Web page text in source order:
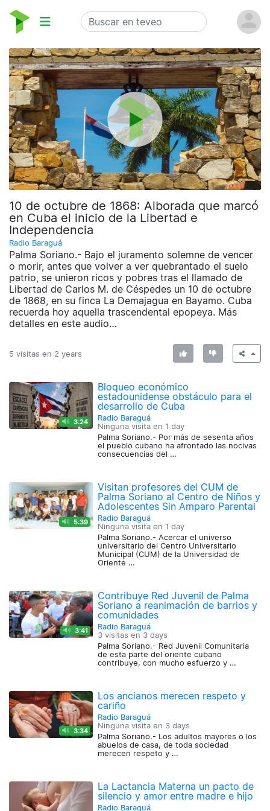
10 de octubre de 1868: Alborada que marcó
en Cuba el inicio de la Libertad e
Independencia
Radio Baraguá
Palma Soriano.- Bajo el juramento solemne de vencer
o morir, antes que volver a ver quebrantado el suelo
patrio, se unieron ricos y pobres tras el llamado de
Libertad de Carlos M. de Céspedes un 10 de octubre
de 1868, en su finca La Demajagua en Bayamo. Cuba
recuerda hoy aquella trascendental epopeya. Más
detalles en este audio…
5 visitas en 2 years
3:24
Bloqueo económico
estadounidense obstáculo para el
desarrollo de Cuba
Radio Baraguá
Ninguna visita en 1 day
Palma Soriano.- Por más de sesenta años
el pueblo cubano ha afrontado las nocivas
consecuencias del …
5:39
Visitan profesores del CUM de
Palma Soriano al Centro de Niños y
Adolescentes Sin Amparo Parental
Radio Baraguá
Ninguna visita en 1 day
Palma Soriano.- Acercar el universo
universitario del Centro Universitario
Municipal (CUM) de la Universidad de
Oriente …
3:41
Contribuye Red Juvenil de Palma
Soriano a reanimación de barrios y
comunidades
Radio Baraguá
3 visitas en 3 days
Palma Soriano.- Red Juvenil Comunitaria
de esta parte del oriente cubano
contribuye, con mucho esfuerzo y …
3:34
Los ancianos merecen respeto y
cariño
Radio Baraguá
Ninguna visita en 3 days
Palma Soriano.- Los adultos mayores o los
abuelos de casa, de toda sociedad
merecen respeto y …
La Lactancia Materna un pacto de
silencio y amor entre madre e hijo
Radio Baraguá